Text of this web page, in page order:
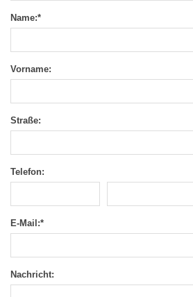
Name:*
Vorname:
Straße:
Telefon:
E-Mail:*
Nachricht: